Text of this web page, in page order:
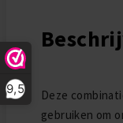
9,5
Deze
gebruiken om